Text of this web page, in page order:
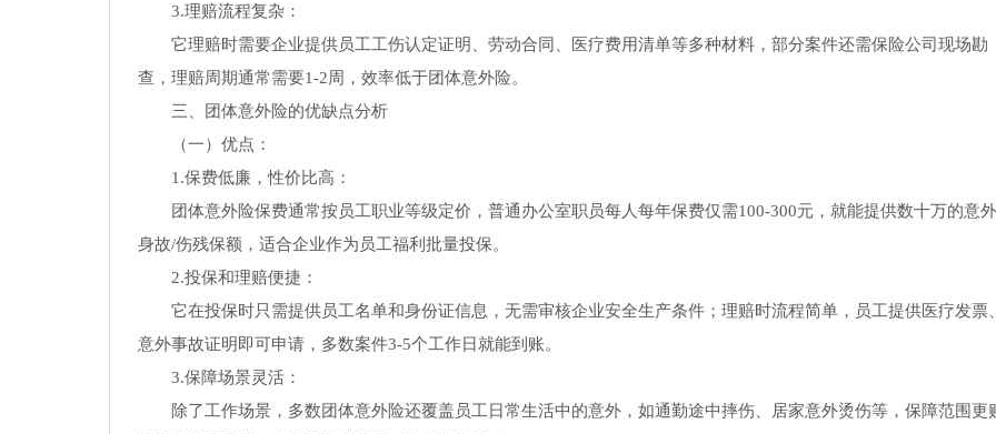
3.理赔流程复杂：
它理赔时需要企业提供员工工伤认定证明、劳动合同、医疗费用清单等多种材料，部分案件还需保险公司现场勘
查，理赔周期通常需要1-2周，效率低于团体意外险。
三、团体意外险的优缺点分析
（一）优点：
1.保费低廉，性价比高：
团体意外险保费通常按员工职业等级定价，普通办公室职员每人每年保费仅需100-300元，就能提供数十万的意外
身故/伤残保额，适合企业作为员工福利批量投保。
2.投保和理赔便捷：
它在投保时只需提供员工名单和身份证信息，无需审核企业安全生产条件；理赔时流程简单，员工提供医疗发票、
意外事故证明即可申请，多数案件3-5个工作日就能到账。
3.保障场景灵活：
除了工作场景，多数团体意外险还覆盖员工日常生活中的意外，如通勤途中摔伤、居家意外烫伤等，保障范围更